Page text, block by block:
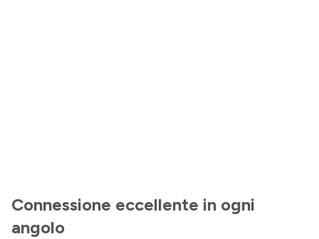
Connessione eccellente in ogni
angolo